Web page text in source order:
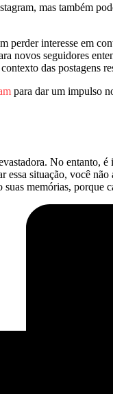
mas também
interesse em
novos seguidores‌
das postagens
para dar um impulso
No entanto,
situação, você não
memórias, porque